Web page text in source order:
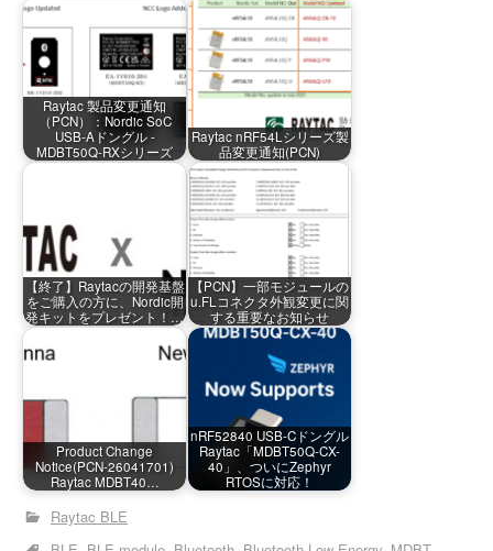
Raytac 製品変更通知
（PCN）：Nordic SoC
USB-Aドングル -
MDBT50Q-RXシリーズ
Raytac nRF54Lシリーズ製
品変更通知(PCN)
【終了】Raytacの開発基盤
をご購入の方に、Nordic開
発キットをプレゼント！…
【PCN】一部モジュールの
u.FLコネクタ外観変更に関
する重要なお知らせ
Product Change
Notice(PCN-26041701)
Raytac MDBT40…
nRF52840 USB-Cドングル
Raytac「MDBT50Q-CX-
40」、ついにZephyr
RTOSに対応！
Raytac BLE